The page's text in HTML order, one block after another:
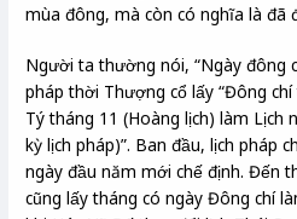
mùa đông, mà còn có nghĩa là đã
Người ta thường nói, “Ngày đông
pháp thời Thượng cổ lấy “Đông
Tý tháng 11 (Hoàng lịch) làm Lịch
kỳ lịch pháp)”. Ban đầu, lịch pháp
ngày đầu năm mới chế định. Đến
cũng lấy tháng có ngày Đông chí